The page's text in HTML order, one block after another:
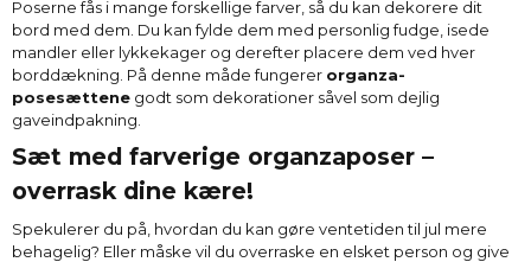
Poserne fås i mange forskellige farver, så du kan dekorere dit
bord med dem. Du kan fylde dem med personlig fudge, isede
mandler eller lykkekager og derefter placere dem ved hver
borddækning. På denne måde fungerer organza-
posesættene godt som dekorationer såvel som dejlig
gaveindpakning.
Sæt med farverige organzaposer –
overrask dine kære!
Spekulerer du på, hvordan du kan gøre ventetiden til jul mere
behagelig? Eller måske vil du overraske en elsket person og give